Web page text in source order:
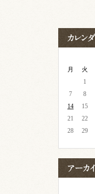
月 火
1
7
8
14
15
21
22
28
29